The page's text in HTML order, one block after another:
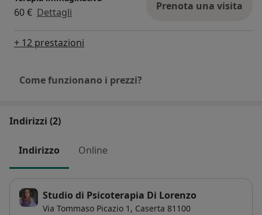
60 € Dettagli Prenota una visita
+ 12 prestazioni
Come funzionano i prezzi?
Indirizzi (2)
Indirizzo Online
Studio di Psicoterapia Di Lorenzo
Via Tommaso Picazio 1, Caserta 81100